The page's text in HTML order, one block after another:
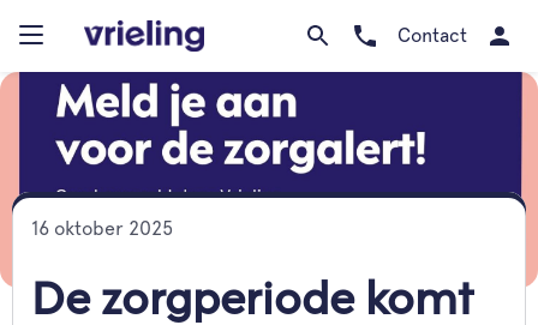
Contact
16 oktober 2025
De zorgperiode komt